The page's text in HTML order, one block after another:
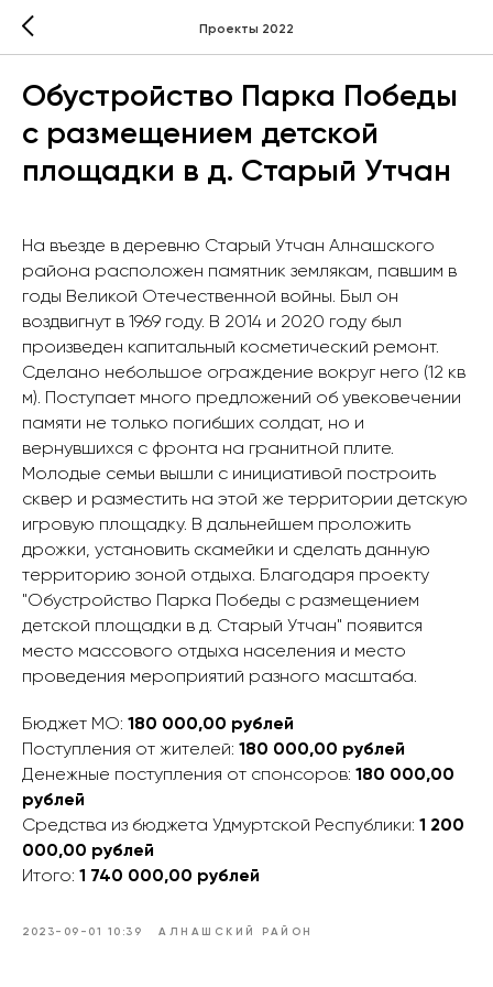
Проекты 2022
Обустройство Парка Победы
с размещением детской
площадки в д. Старый Утчан
На въезде в деревню Старый Утчан Алнашского
района расположен памятник землякам, павшим в
годы Великой Отечественной войны. Был он
воздвигнут в 1969 году. В 2014 и 2020 году был
произведен капитальный косметический ремонт.
Сделано небольшое ограждение вокруг него (12 кв
м). Поступает много предложений об увековечении
памяти не только погибших солдат, но и
вернувшихся с фронта на гранитной плите.
Молодые семьи вышли с инициативой построить
сквер и разместить на этой же территории детскую
игровую площадку. В дальнейшем проложить
дрожки, установить скамейки и сделать данную
территорию зоной отдыха. Благодаря проекту
"Обустройство Парка Победы с размещением
детской площадки в д. Старый Утчан" появится
место массового отдыха населения и место
проведения мероприятий разного масштаба.
Бюджет МО: 180 000,00 рублей
Поступления от жителей: 180 000,00 рублей
Денежные поступления от спонсоров: 180 000,00
рублей
Средства из бюджета Удмуртской Республики: 1 200
000,00 рублей
Итого: 1 740 000,00 рублей
2023-09-01 10:39 АЛНАШСКИЙ РАЙОН